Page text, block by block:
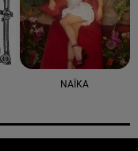
NAÏKA